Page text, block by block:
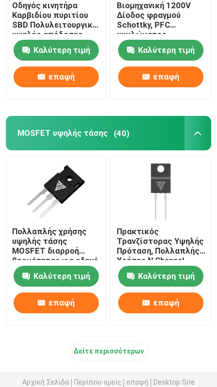
Οδηγός κινητήρα
Καρβιδίου πυριτίου
SBD Πολυλειτουργικό
υψηλής απόδοσης
Καλύτερη τιμή
επαφή
Βιομηχανική 1200V
Δίοδος φραγμού
Schottky, PFC
κυκλώματος
Καρβιδίου του Σίλικον
Καλύτερη τιμή
επαφή
MOSFET υψηλής τάσης (40)
Πολλαπλής χρήσης
υψηλής τάσης
MOSFET διαρροή
θερμότητας για οδηγό
LED
Καλύτερη τιμή
επαφή
Πρακτικός
Τρανζίστορας Υψηλής
Πρόταση, Πολλαπλής
Χρήσης N Channel
Power Mosfet
Καλύτερη τιμή
επαφή
Δείτε περισσότερων
Αρχική Σελίδα Περίπου εμείς επαφή Desktop Site